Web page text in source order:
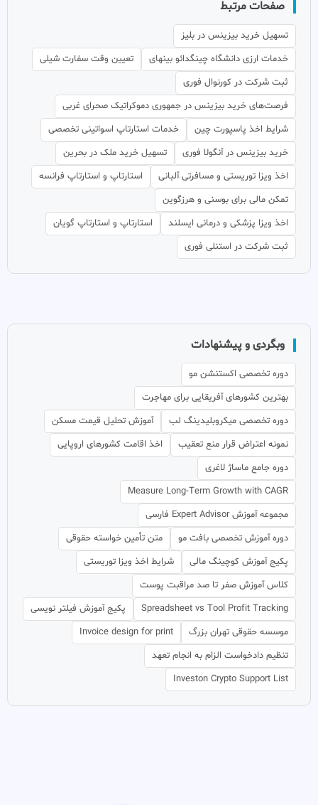
صفحات مرتبط
تسهیل خرید بیزینس در بلیز
خدمات ارزی دانشگاه چینگدائو بینهای
تعیین وقت سفارت شیلی
ثبت شرکت در کورنوال فوری
فرصت‌های خرید بیزینس در جمهوری دموکراتیک صحرای غربی
شرایط اخذ پاسپورت چین
خدمات استارتاپ اسواتینی تخصصی
خرید بیزینس در آنگولا فوری
تسهیل خرید ملک در بحرین
اخذ ویزا توریستی و مسافرتی آلبانی
استارتاپ و استارتاپ فرانسه
تمکن مالی برای بوسنی و هرزگوین
اخذ ویزا پزشکی و درمانی ایسلند
استارتاپ و استارتاپ گویان
ثبت شرکت در استنلی فوری
وبگردی و پیشنهادات
دوره تخصصی اکستنشن مو
بهترین کشورهای آفریقایی برای مهاجرت
دوره تخصصی میکروبلیدینگ لب
آموزش تحلیل قیمت مسکن
نمونه اعتراض قرار منع تعقیب
اخذ اقامت کشورهای اروپایی
دوره جامع ماساژ لاغری
Measure Long-Term Growth with CAGR
مجموعه آموزش Expert Advisor فارسی
دوره آموزش تخصصی بافت مو
متن تأمین خواسته حقوقی
پکیج آموزش کوچینگ مالی
شرایط اخذ ویزا توریستی
کلاس آموزش صفر تا صد مراقبت پوست
Spreadsheet vs Tool Profit Tracking
پکیج آموزش فیلتر نویسی
موسسه حقوقی تهران بزرگ
Invoice design for print
تنظیم دادخواست الزام به انجام تعهد
Investon Crypto Support List